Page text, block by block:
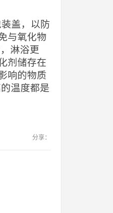
盖，以防
与氧化物
淋浴更
剂储存在
响的物质
温度都是
分享：